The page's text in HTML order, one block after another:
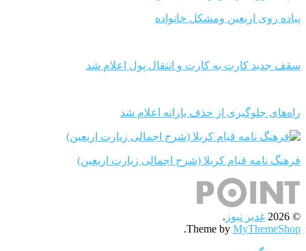
پیاده روی اربعین ومشکل خانواده
سقف جدید کارت به کارت و انتقال پول اعلام شد
راه‌های جلوگیری از حذف یارانه اعلام شد
فرهنگ نامه قیام کربلا (شرح اجمالی زیارت اربعین)
© 2026 غدیر نیوز .
Theme by MyThemeShop
.